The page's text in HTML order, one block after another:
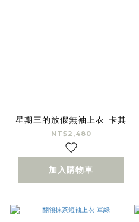
星期三的放假無袖上衣-卡其
NT$2,480
加入購物車